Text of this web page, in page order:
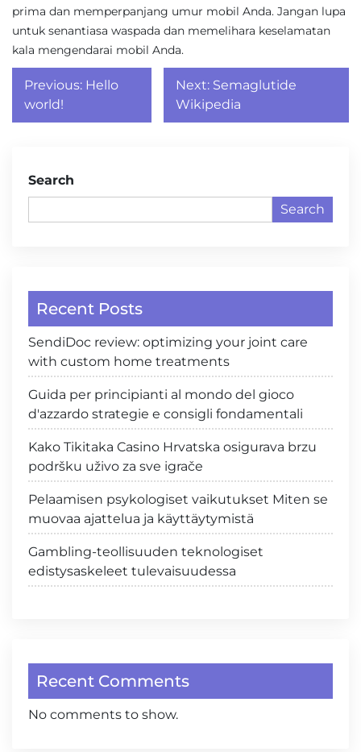
prima dan memperpanjang umur mobil Anda. Jangan lupa
untuk senantiasa waspada dan memelihara keselamatan
kala mengendarai mobil Anda.
Post
navigation
Previous: Hello
world!
Next: Semaglutide
Wikipedia
Search
Search
Recent Posts
SendiDoc review: optimizing your joint care
with custom home treatments
Guida per principianti al mondo del gioco
d'azzardo strategie e consigli fondamentali
Kako Tikitaka Casino Hrvatska osigurava brzu
podršku uživo za sve igrače
Pelaamisen psykologiset vaikutukset Miten se
muovaa ajattelua ja käyttäytymistä
Gambling-teollisuuden teknologiset
edistysaskeleet tulevaisuudessa
Recent Comments
No comments to show.